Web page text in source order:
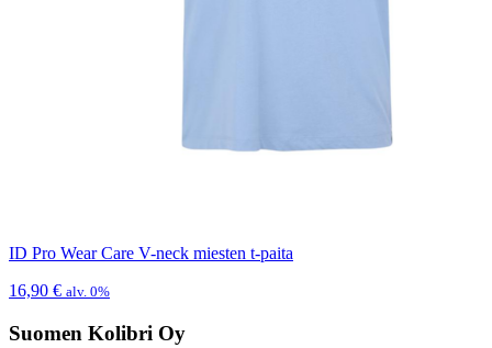
ID Pro Wear Care V-neck miesten t-paita
16,90 € alv. 0%
Suomen Kolibri Oy